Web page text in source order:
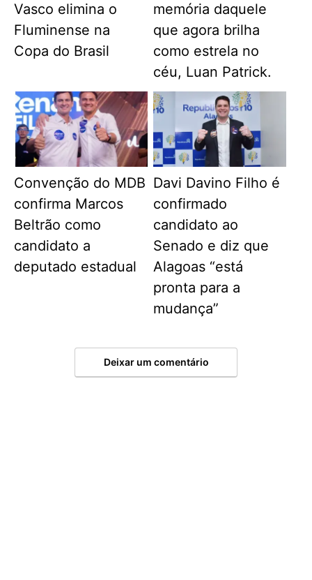
Vasco elimina o
Fluminense na
Copa do Brasil
memória daquele
que agora brilha
como estrela no
céu, Luan Patrick.
Convenção do MDB
confirma Marcos
Beltrão como
candidato a
deputado estadual
Davi Davino Filho é
confirmado
candidato ao
Senado e diz que
Alagoas “está
pronta para a
mudança”
Deixar um comentário